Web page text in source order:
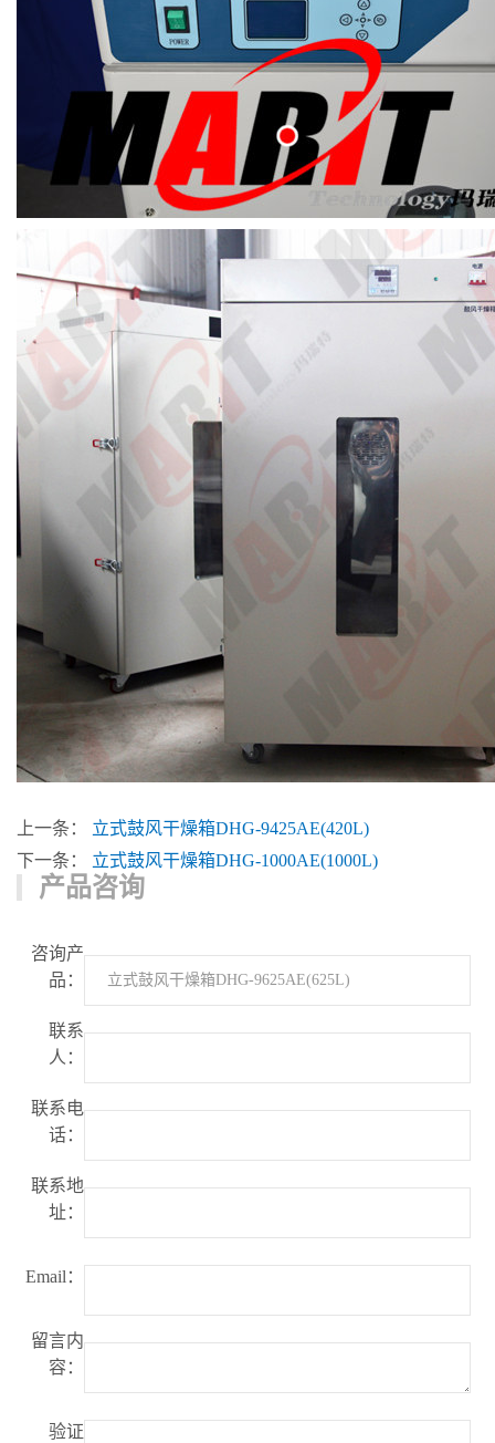
上一条： 立式鼓风干燥箱DHG-9425AE(420L)
下一条： 立式鼓风干燥箱DHG-1000AE(1000L)
产品咨询
咨询产
品：
联系
人：
联系电
话：
联系地
址：
Email：
留言内
容：
验证